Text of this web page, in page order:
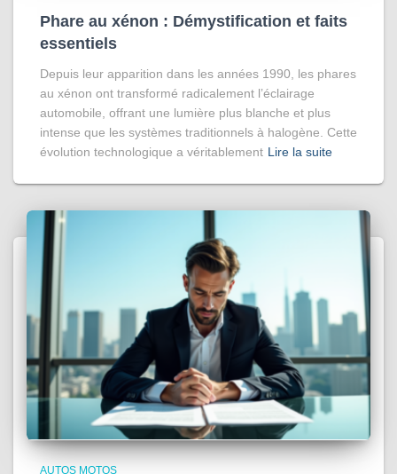
Phare au xénon : Démystification et faits
essentiels
Depuis leur apparition dans les années 1990, les phares
au xénon ont transformé radicalement l’éclairage
automobile, offrant une lumière plus blanche et plus
intense que les systèmes traditionnels à halogène. Cette
évolution technologique a véritablement Lire la suite
AUTOS MOTOS